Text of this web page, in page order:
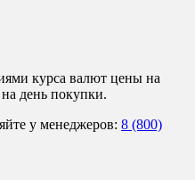
курса валют цены на
день покупки.
у менеджеров: 8 (800)